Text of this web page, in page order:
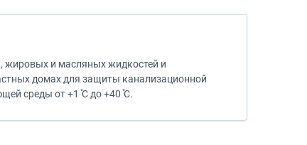
жировых и масляных жидкостей и
домах для защиты канализационной
среды от +1 ̊С до +40 ̊С.